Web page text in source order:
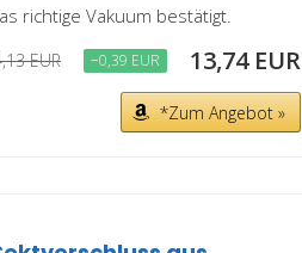
richtige Vakuum bestätigt.
EUR −0,39 EUR 13,74 EUR
*Zum Angebot »